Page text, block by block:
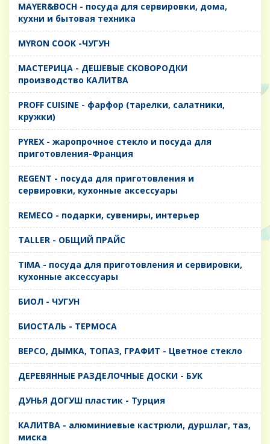
MAYER&BOCH - посуда для сервировки, дома,
кухни и бытовая техника
MYRON COOK -ЧУГУН
MАСТЕРИЦА - ДЕШЕВЫЕ СКОВОРОДКИ
производство КАЛИТВА
PROFF CUISINE - фарфор (тарелки, салатники,
кружки)
PYREX - жаропрочное стекло и посуда для
приготовления-Франция
REGENT - посуда для приготовления и
сервировки, кухонные аксессуары
REMECO - подарки, сувениры, интерьер
TALLER - ОБЩИЙ ПРАЙС
TIMA - посуда для приготовления и сервировки,
кухонные аксессуары
БИОЛ - ЧУГУН
БИОСТАЛЬ - ТЕРМОСА
ВЕРСО, ДЫМКА, ТОПАЗ, ГРАФИТ - Цветное стекло
ДЕРЕВЯННЫЕ РАЗДЕЛОЧНЫЕ ДОСКИ - БУК
ДУНЬЯ ДОГУШ пластик - Турция
КАЛИТВА - алюминиевые кастрюли, дуршлаг, таз,
миска